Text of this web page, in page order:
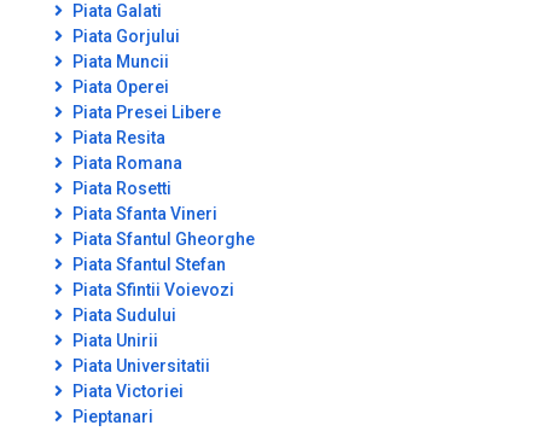
Piata Galati
Piata Gorjului
Piata Muncii
Piata Operei
Piata Presei Libere
Piata Resita
Piata Romana
Piata Rosetti
Piata Sfanta Vineri
Piata Sfantul Gheorghe
Piata Sfantul Stefan
Piata Sfintii Voievozi
Piata Sudului
Piata Unirii
Piata Universitatii
Piata Victoriei
Pieptanari